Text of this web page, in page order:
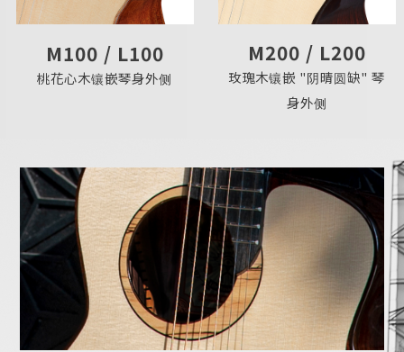
M100 / L100
桃花心木镶嵌琴身外侧
M200 / L200
玫瑰木镶嵌 "阴晴圆缺" 琴
身外侧